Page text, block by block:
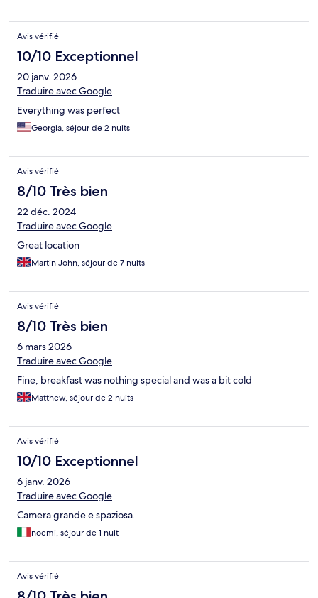
Avis vérifié
10/10 Exceptionnel
20 janv. 2026
Traduire avec Google
Everything was perfect
Georgia, séjour de 2 nuits
Avis vérifié
8/10 Très bien
22 déc. 2024
Traduire avec Google
Great location
Martin John, séjour de 7 nuits
Avis vérifié
8/10 Très bien
6 mars 2026
Traduire avec Google
Fine, breakfast was nothing special and was a bit cold
Matthew, séjour de 2 nuits
Avis vérifié
10/10 Exceptionnel
6 janv. 2026
Traduire avec Google
Camera grande e spaziosa.
noemi, séjour de 1 nuit
Avis vérifié